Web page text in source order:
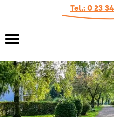
Springe direkt zu:
Hauptmenü
Inhalt
Tel.: 0 23
START